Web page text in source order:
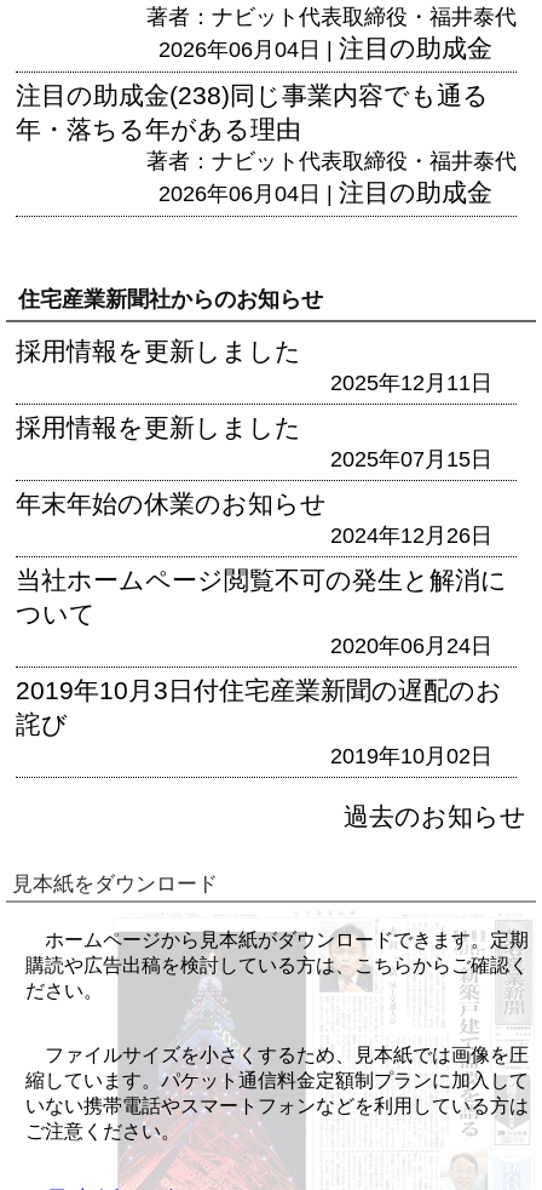
著者：ナビット代表取締役・福井泰代
2026年06月04日 | 注目の助成金
注目の助成金(238)同じ事業内容でも通る
年・落ちる年がある理由
著者：ナビット代表取締役・福井泰代
2026年06月04日 | 注目の助成金
住宅産業新聞社からのお知らせ
採用情報を更新しました
2025年12月11日
採用情報を更新しました
2025年07月15日
年末年始の休業のお知らせ
2024年12月26日
当社ホームページ閲覧不可の発生と解消に
ついて
2020年06月24日
2019年10月3日付住宅産業新聞の遅配のお
詫び
2019年10月02日
過去のお知らせ
見本紙をダウンロード
ホームページから見本紙がダウンロードできます。定期
購読や広告出稿を検討している方は、こちらからご確認く
ださい。
ファイルサイズを小さくするため、見本紙では画像を圧
縮しています。パケット通信料金定額制プランに加入して
いない携帯電話やスマートフォンなどを利用している方は
ご注意ください。